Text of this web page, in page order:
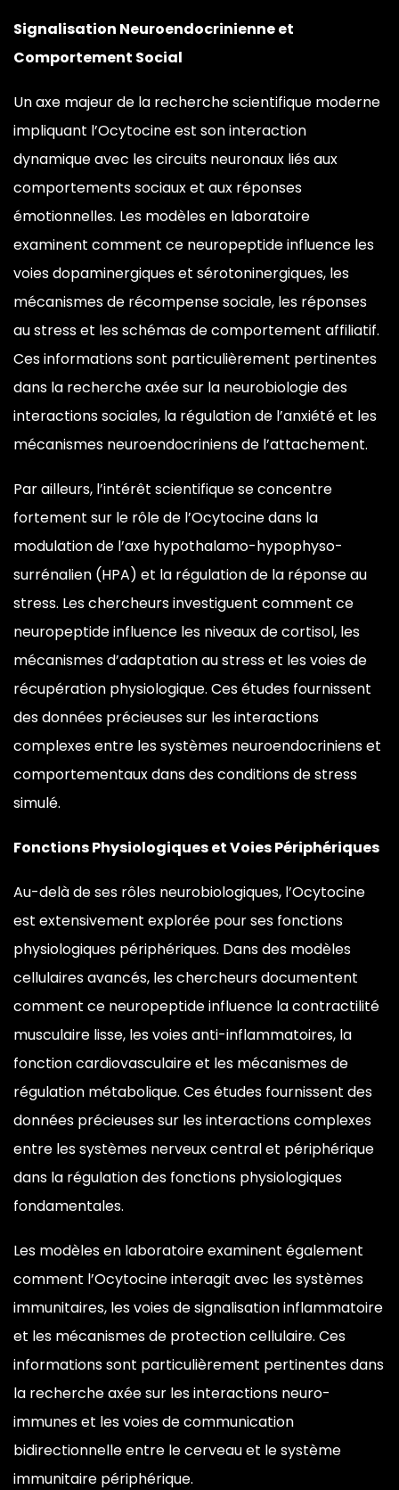
Signalisation Neuroendocrinienne et
Comportement Social
Un axe majeur de la recherche scientifique moderne
impliquant l’Ocytocine est soninteraction
dynamique avec les circuits neuronaux liés aux
comportementssociaux et aux réponses
émotionnelles. Les modèles en laboratoire
examinent comment ce neuropeptide influence les
voies dopaminergiques et sérotoninergiques, les
mécanismes de récompense sociale, les réponses
austress et les schémas de comportement affiliatif.
Ces informations sont particulièrement pertinentes
dans la recherche axée sur la neurobiologie des
interactions sociales, la régulation de l’anxiété et les
mécanismes neuroendocriniens de l’attachement.
Parailleurs, l’intérêt scientifique seconcentre
fortement sur le rôle de l’Ocytocine dans la
modulation de l’axe hypothalamo-hypophyso-
surrénalien (HPA) et la régulation de la réponse au
stress. Les chercheurs investiguent comment ce
neuropeptide influence les niveaux de cortisol, les
mécanismesd’adaptation au stress et les voies de
récupération physiologique. Ces études fournissent
des données précieuses sur les interactions
complexes entre les systèmes neuroendocriniens et
comportementauxdans des conditions de stress
simulé.
Fonctions Physiologiques et Voies Périphériques
Au-delà de ses rôles neurobiologiques, l’Ocytocine
est extensivement explorée pour ses fonctions
physiologiques périphériques. Dans des modèles
cellulaires avancés, les chercheurs documentent
comment ce neuropeptide influence lacontractilité
musculaire lisse, lesvoies anti-inflammatoires, la
fonctioncardiovasculaire et les mécanismes de
régulation métabolique. Cesétudes fournissent des
données précieuses sur les interactionscomplexes
entre les systèmes nerveuxcentral et périphérique
dans la régulation des fonctions physiologiques
fondamentales.
Les modèles en laboratoire examinent également
comment l’Ocytocine interagit avec les systèmes
immunitaires, les voies designalisation inflammatoire
et les mécanismes de protection cellulaire. Ces
informations sont particulièrement pertinentes dans
la recherche axée sur les interactions neuro-
immunes et lesvoies de communication
bidirectionnelleentre le cerveau et le système
immunitaire périphérique.